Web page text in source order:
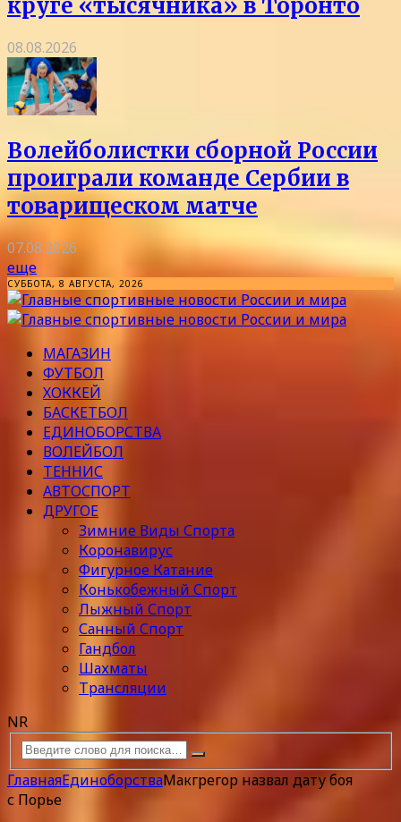
08.08.2026
Волейболистки сборной России
проиграли команде Сербии в
товарищеском матче
07.08.2026
еще
СУББОТА, 8 АВГУСТА, 2026
МАГАЗИН
ФУТБОЛ
ХОККЕЙ
БАСКЕТБОЛ
ЕДИНОБОРСТВА
ВОЛЕЙБОЛ
ТЕННИС
АВТОСПОРТ
ДРУГОЕ
Зимние Виды Спорта
Коронавирус
Фигурное Катание
Конькобежный Спорт
Лыжный Спорт
Санный Спорт
Гандбол
Шахматы
Трансляции
NR
ГлавнаяЕдиноборстваМакгрегор назвал дату боя
с Порье